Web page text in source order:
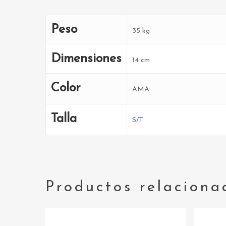
Peso 35 kg
Dimensiones 14 cm
Color AMA
Talla S/T
Productos